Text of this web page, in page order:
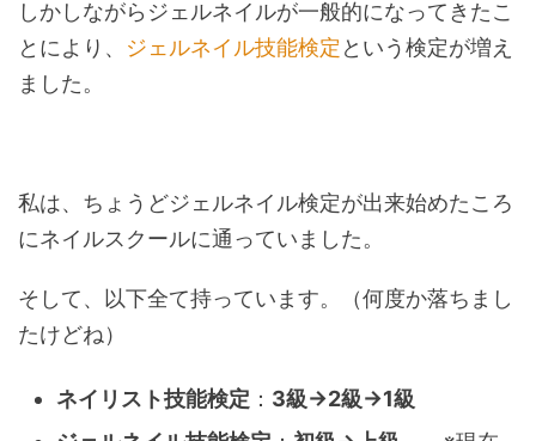
しかしながらジェルネイルが一般的になってきたこ
とにより、 ジェルネイル技能検定 という検定が増え
ました。
私は、ちょうどジェルネイル検定が出来始めたころ
にネイルスクールに通っていました。
そして、以下全て持っています。（何度か落ちまし
たけどね）
ネイリスト技能検定 ： 3級→2級→1級